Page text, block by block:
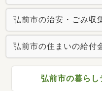
弘前市の治安・ごみ収
弘前市の住まいの給付
弘前市の暮らし